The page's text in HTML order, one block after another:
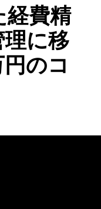
(Français)
(Español)
(Português)
(Français)
(Deutsch)
(Italiano)
PACIFIC
(English)
(English)
経費精
に移
のコ